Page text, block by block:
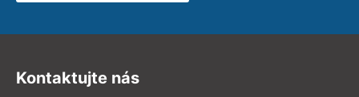
Kontaktujte nás